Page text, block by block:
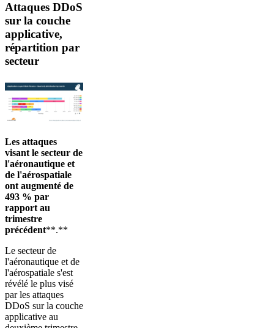
Attaques DDoS
sur la couche
applicative,
répartition par
secteur
Les attaques
visant le secteur de
l'aéronautique et
de l'aérospatiale
ont augmenté de
493 % par
rapport au
trimestre
précédent**.**
Le secteur de
l'aéronautique et de
l'aérospatiale s'est
révélé le plus visé
par les attaques
DDoS sur la couche
applicative au